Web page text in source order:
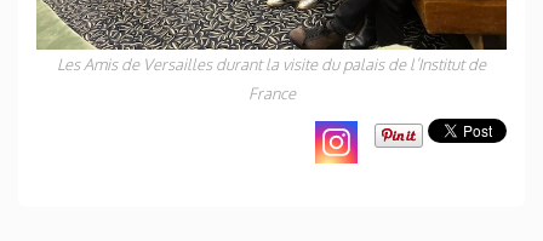
Les Amis de Versailles durant la visite du palais de l’Institut de
France